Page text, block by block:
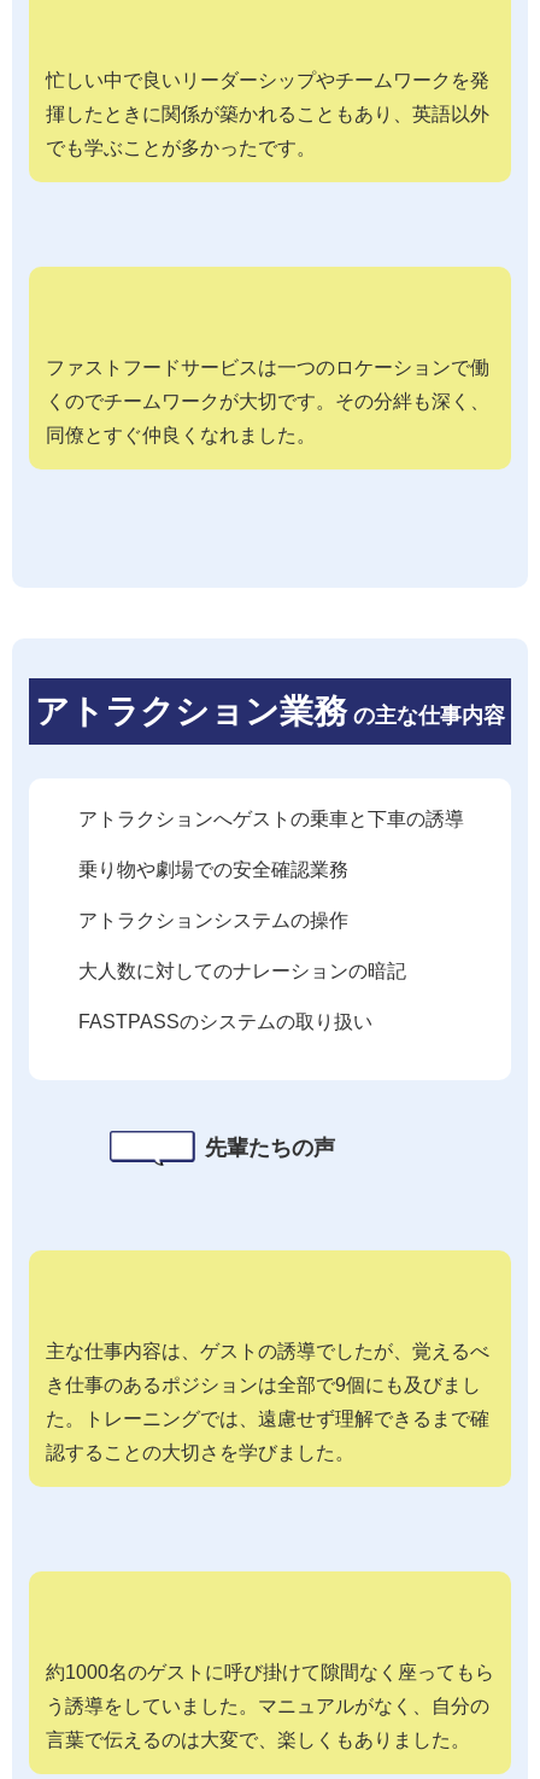
忙しい中で良いリーダーシップやチームワークを発
揮したときに関係が築かれることもあり、英語以外
でも学ぶことが多かったです。
ファストフードサービスは一つのロケーションで働
くのでチームワークが大切です。その分絆も深く、
同僚とすぐ仲良くなれました。
アトラクション業務 の主な仕事内容
アトラクションへゲストの乗車と下車の誘導
乗り物や劇場での安全確認業務
アトラクションシステムの操作
大人数に対してのナレーションの暗記
FASTPASSのシステムの取り扱い
先輩たちの声
主な仕事内容は、ゲストの誘導でしたが、覚えるべ
き仕事のあるポジションは全部で9個にも及びまし
た。トレーニングでは、遠慮せず理解できるまで確
認することの大切さを学びました。
約1000名のゲストに呼び掛けて隙間なく座ってもら
う誘導をしていました。マニュアルがなく、自分の
言葉で伝えるのは大変で、楽しくもありました。